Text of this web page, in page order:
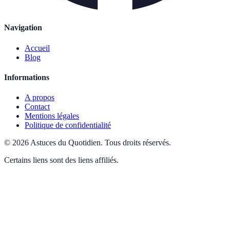
Navigation
Accueil
Blog
Informations
A propos
Contact
Mentions légales
Politique de confidentialité
© 2026 Astuces du Quotidien. Tous droits réservés.
Certains liens sont des liens affiliés.